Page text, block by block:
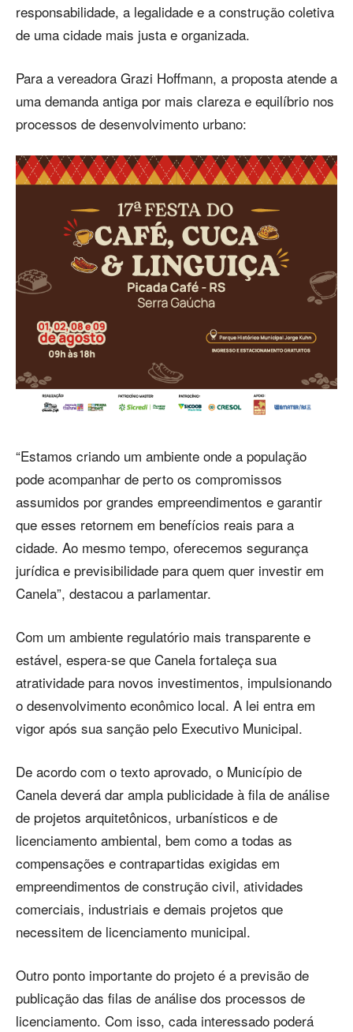
responsabilidade, a legalidade e a construção coletiva
de uma cidade mais justa e organizada.
Para a vereadora Grazi Hoffmann, a proposta atende a
uma demanda antiga por mais clareza e equilíbrio nos
processos de desenvolvimento urbano:
“Estamos criando um ambiente onde a população
pode acompanhar de perto os compromissos
assumidos por grandes empreendimentos e garantir
que esses retornem em benefícios reais para a
cidade. Ao mesmo tempo, oferecemos segurança
jurídica e previsibilidade para quem quer investir em
Canela”, destacou a parlamentar.
Com um ambiente regulatório mais transparente e
estável, espera-se que Canela fortaleça sua
atratividade para novos investimentos, impulsionando
o desenvolvimento econômico local. A lei entra em
vigor após sua sanção pelo Executivo Municipal.
De acordo com o texto aprovado, o Município de
Canela deverá dar ampla publicidade à fila de análise
de projetos arquitetônicos, urbanísticos e de
licenciamento ambiental, bem como a todas as
compensações e contrapartidas exigidas em
empreendimentos de construção civil, atividades
comerciais, industriais e demais projetos que
necessitem de licenciamento municipal.
Outro ponto importante do projeto é a previsão de
publicação das filas de análise dos processos de
licenciamento. Com isso, cada interessado poderá